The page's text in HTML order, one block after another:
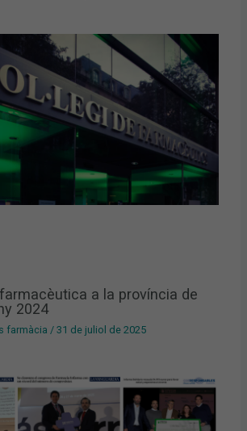
a la província de
2024
farmàcia /31 de juliol de 2025